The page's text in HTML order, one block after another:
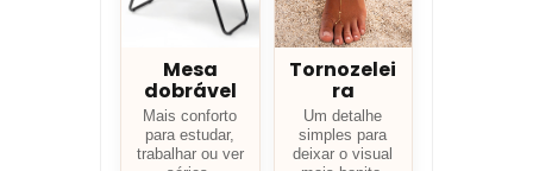
Mesa
dobrável
Mais conforto
para estudar,
trabalhar ou ver
Tornozelei
ra
Um detalhe
simples para
deixar o visual